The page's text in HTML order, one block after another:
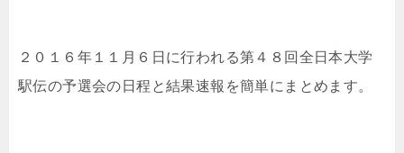
２０１６年１１月６日に行われる第４８回全日本大学
駅伝の予選会の日程と結果速報を簡単にまとめます。